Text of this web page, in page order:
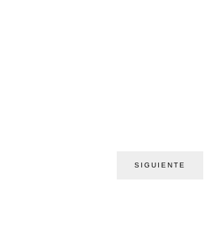
SIGUIENTE